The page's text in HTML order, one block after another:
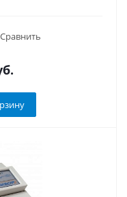
Сравнить